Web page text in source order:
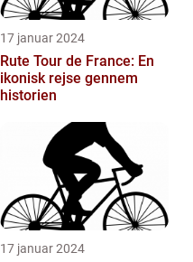
17 januar 2024
Rute Tour de France: En
ikonisk rejse gennem
historien
17 januar 2024